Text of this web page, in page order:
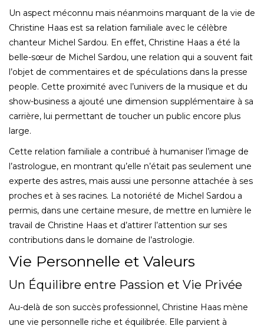
Un aspect méconnu mais néanmoins marquant de la vie de
Christine Haas est sa relation familiale avec le célèbre
chanteur Michel Sardou. En effet, Christine Haas a été la
belle-sœur de Michel Sardou, une relation qui a souvent fait
l’objet de commentaires et de spéculations dans la presse
people. Cette proximité avec l’univers de la musique et du
show-business a ajouté une dimension supplémentaire à sa
carrière, lui permettant de toucher un public encore plus
large.
Cette relation familiale a contribué à humaniser l’image de
l’astrologue, en montrant qu’elle n’était pas seulement une
experte des astres, mais aussi une personne attachée à ses
proches et à ses racines. La notoriété de Michel Sardou a
permis, dans une certaine mesure, de mettre en lumière le
travail de Christine Haas et d’attirer l’attention sur ses
contributions dans le domaine de l’astrologie.
Vie Personnelle et Valeurs
Un Équilibre entre Passion et Vie Privée
Au-delà de son succès professionnel, Christine Haas mène
une vie personnelle riche et équilibrée. Elle parvient à